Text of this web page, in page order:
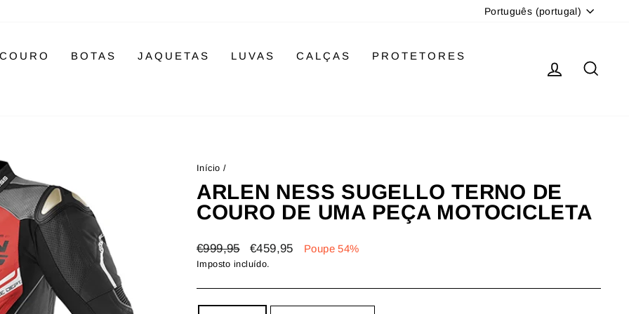
IDIOMA
Português (portugal)
BOTAS JAQUETAS LUVAS CALÇAS PROTETORES
INICIAR
Início /
ARLEN NESS SUGELLO TERNO DE
COURO DE UMA PEÇA MOTOCICLETA
Preço
normal
€999,95
Preço
de
€459,95 Poupe 54%
Imposto incluído.